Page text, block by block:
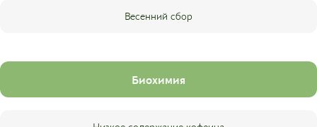
Весенний сбор
Биохимия